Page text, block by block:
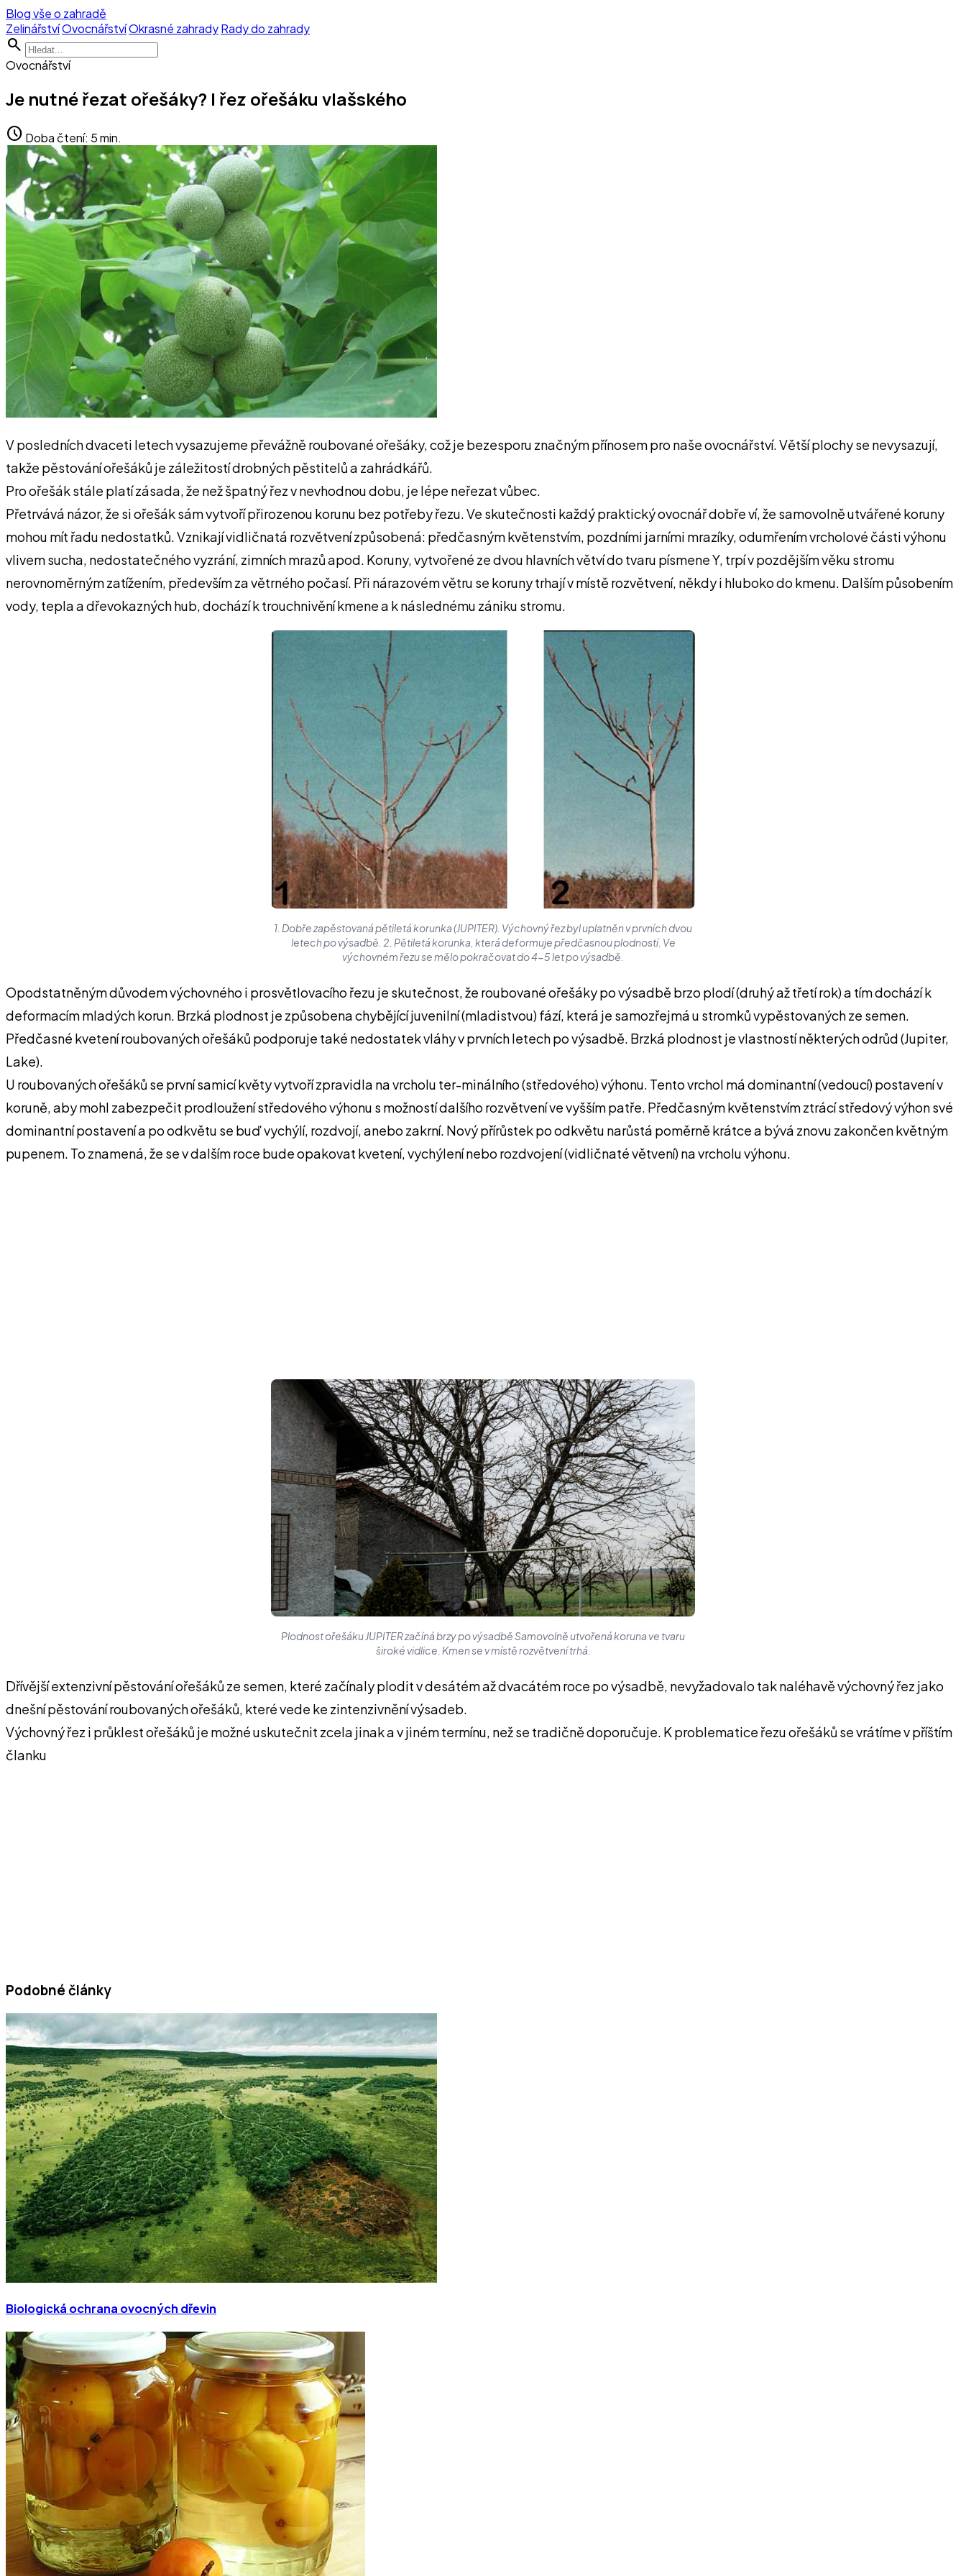
Blog vše o zahradě
ZelinářstvíOvocnářstvíOkrasné zahradyRady do zahrady
search
Ovocnářství
Je nutné řezat ořešáky? | řez ořešáku vlašského
schedule Doba čtení: 5 min.
V posledních dvaceti letech vysazujeme převážně roubované ořešáky, což je bezesporu značným přínosem pro naše ovocnářství. Větší plochy se nevysazují,
takže pěstování ořešáků je záležitostí drobných pěstitelů a zahrádkářů.
Pro ořešák stále platí zásada, že než špatný řez v nevhodnou dobu, je lépe neřezat vůbec.
Přetrvává názor, že si ořešák sám vytvoří přirozenou korunu bez potřeby řezu. Ve skutečnosti každý praktický ovocnář dobře ví, že samovolně utvářené koruny
mohou mít řadu nedostatků. Vznikají vidličnatá rozvětvení způsobená: předčasným květenstvím, pozdními jarními mrazíky, odumřením vrcholové části výhonu
vlivem sucha, nedostatečného vyzrání, zimních mrazů apod. Koruny, vytvořené ze dvou hlavních větví do tvaru písmene Y, trpí v pozdějším věku stromu
nerovnoměrným zatížením, především za větrného počasí. Při nárazovém větru se koruny trhají v místě rozvětvení, někdy i hluboko do kmenu. Dalším působením
vody, tepla a dřevokazných hub, dochází k trouchnivění kmene a k následnému zániku stromu.
1. Dobře zapěstovaná pětiletá korunka (JUPITER). Výchovný řez byl uplatněn v prvních dvou
letech po výsadbě. 2. Pětiletá korunka, která deformuje předčasnou plodností. Ve
výchovném řezu se mělo pokračovat do 4-5 let po výsadbě.
Opodstatněným důvodem výchovného i prosvětlovacího řezu je skutečnost, že roubované ořešáky po výsadbě brzo plodí (druhý až třetí rok) a tím dochází k
deformacím mladých korun. Brzká plodnost je způsobena chybějící juvenilní (mladistvou) fází, která je samozřejmá u stromků vypěstovaných ze semen.
Předčasné kvetení roubovaných ořešáků podporuje také nedostatek vláhy v prvních letech po výsadbě. Brzká plodnost je vlastností některých odrůd (Jupiter,
Lake).
U roubovaných ořešáků se první samicí květy vytvoří zpravidla na vrcholu ter-minálního (středového) výhonu. Tento vrchol má dominantní (vedoucí) postavení v
koruně, aby mohl zabezpečit prodloužení středového výhonu s možností dalšího rozvětvení ve vyšším patře. Předčasným květenstvím ztrácí středový výhon své
dominantní postavení a po odkvětu se buď vychýlí, rozdvojí, anebo zakrní. Nový přírůstek po odkvětu narůstá poměrně krátce a bývá znovu zakončen květným
pupenem. To znamená, že se v dalším roce bude opakovat kvetení, vychýlení nebo rozdvojení (vidličnaté větvení) na vrcholu výhonu.
Plodnost ořešáku JUPITER začíná brzy po výsadbě Samovolně utvořená koruna ve tvaru
široké vidlice. Kmen se v místě rozvětvení trhá.
Dřívější extenzivní pěstování ořešáků ze semen, které začínaly plodit v desátém až dvacátém roce po výsadbě, nevyžadovalo tak naléhavě výchovný řez jako
dnešní pěstování roubovaných ořešáků, které vede ke zintenzivnění výsadeb.
Výchovný řez i průklest ořešáků je možné uskutečnit zcela jinak a v jiném termínu, než se tradičně doporučuje. K problematice řezu ořešáků se vrátíme v příštím
članku
Podobné články
Biologická ochrana ovocných dřevin